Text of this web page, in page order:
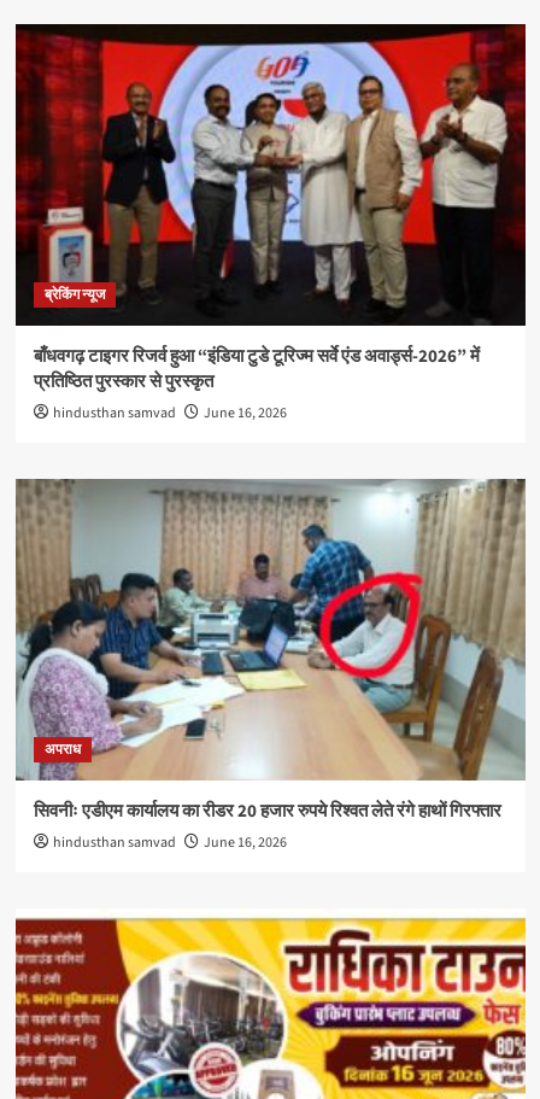
ब्रेकिंग न्यूज
बाँधवगढ़ टाइगर रिजर्व हुआ “इंडिया टुडे टूरिज्म सर्वे एंड अवार्ड्स-2026” में
प्रतिष्ठित पुरस्कार से पुरस्कृत
hindusthan samvad June 16, 2026
अपराध
सिवनीः एडीएम कार्यालय का रीडर 20 हजार रुपये रिश्वत लेते रंगे हाथों गिरफ्तार
hindusthan samvad June 16, 2026